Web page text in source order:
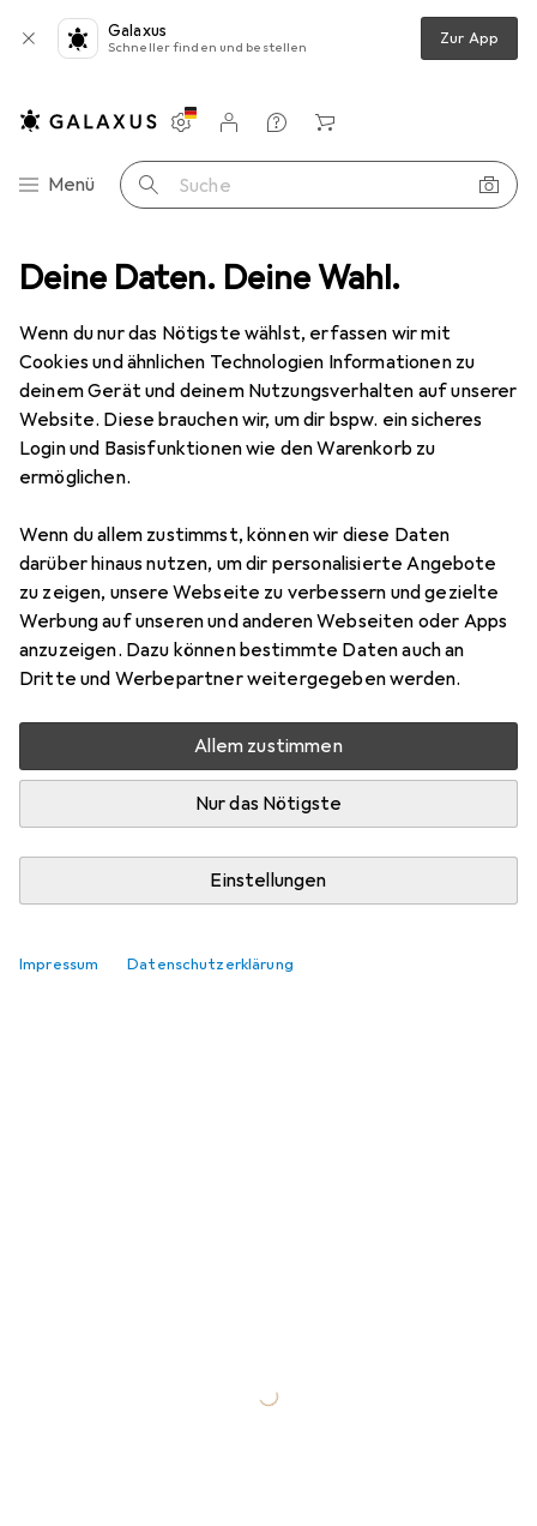
Deine Daten. Deine Wahl.
Wenn du nur das Nötigste wählst, erfassen wir mit
Cookies und ähnlichen Technologien Informationen zu
deinem Gerät und deinem Nutzungsverhalten auf unserer
Website. Diese brauchen wir, um dir bspw. ein sicheres
Login und Basisfunktionen wie den Warenkorb zu
ermöglichen.
Wenn du allem zustimmst, können wir diese Daten
darüber hinaus nutzen, um dir personalisierte Angebote
zu zeigen, unsere Webseite zu verbessern und gezielte
Werbung auf unseren und anderen Webseiten oder Apps
anzuzeigen. Dazu können bestimmte Daten auch an
Dritte und Werbepartner weitergegeben werden.
Allem zustimmen
Nur das Nötigste
Einstellungen
Impressum Datenschutzerklärung
Galaxus
Schneller finden und bestellen Zur App
Navigation nach Kategorien
Menü Suche
Einstellungen
Kundenkonto
Vergleichslisten
Merklisten
Warenkorb
Dynamic
Kategorien anzeigen
Diese Marke gefällt mir